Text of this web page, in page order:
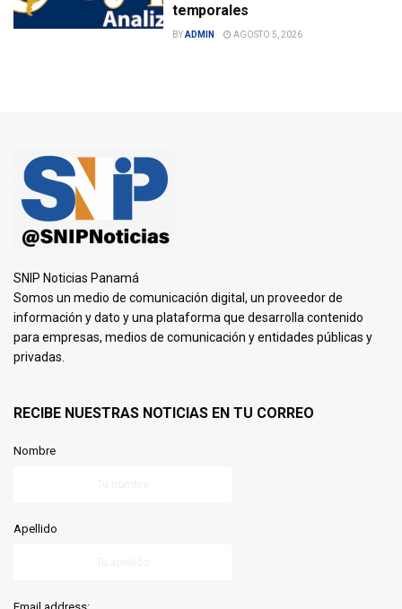
temporales
BYADMIN AGOSTO 5, 2026
SNIP Noticias Panamá
Somos un medio de comunicación digital, un proveedor de
información y dato y una plataforma que desarrolla contenido
para empresas, medios de comunicación y entidades públicas y
privadas.
RECIBE NUESTRAS NOTICIAS EN TU CORREO
Nombre
Apellido